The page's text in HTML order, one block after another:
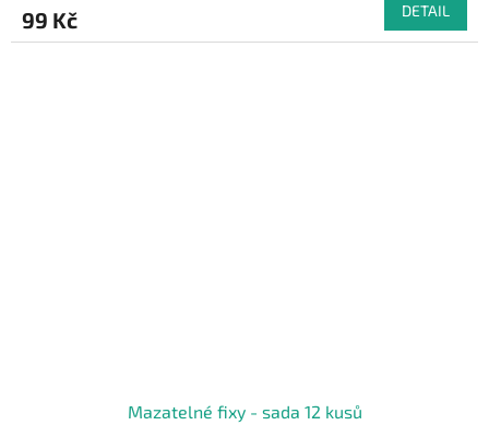
99 Kč DETAIL
Mazatelné fixy - sada 12 kusů